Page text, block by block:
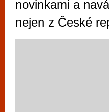
novinkami a
nejen z České
po moderní
příležitostné hráče.